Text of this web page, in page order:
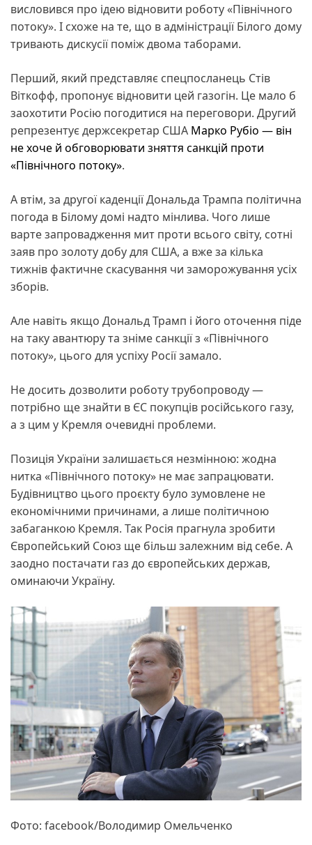
висловився про ідею відновити роботу «Північного
потоку». І схоже на те, що в адміністрації Білого дому
тривають дискусії поміж двома таборами.
Перший, який представляє спецпосланець Стів
Віткофф, пропонує відновити цей газогін. Це мало б
заохотити Росію погодитися на переговори. Другий
репрезентує держсекретар США Марко Рубіо — він
не хоче й обговорювати зняття санкцій проти
«Північного потоку».
А втім, за другої каденції Дональда Трампа політична
погода в Білому домі надто мінлива. Чого лише
варте запровадження мит проти всього світу, сотні
заяв про золоту добу для США, а вже за кілька
тижнів фактичне скасування чи заморожування усіх
зборів.
Але навіть якщо Дональд Трамп і його оточення піде
на таку авантюру та зніме санкції з «Північного
потоку», цього для успіху Росії замало.
Не досить дозволити роботу трубопроводу —
потрібно ще знайти в ЄС покупців російського газу,
а з цим у Кремля очевидні проблеми.
Позиція України залишається незмінною: жодна
нитка «Північного потоку» не має запрацювати.
Будівництво цього проєкту було зумовлене не
економічними причинами, а лише політичною
забаганкою Кремля. Так Росія прагнула зробити
Європейський Союз ще більш залежним від себе. А
заодно постачати газ до європейських держав,
оминаючи Україну.
Фото: facebook/Володимир Омельченко